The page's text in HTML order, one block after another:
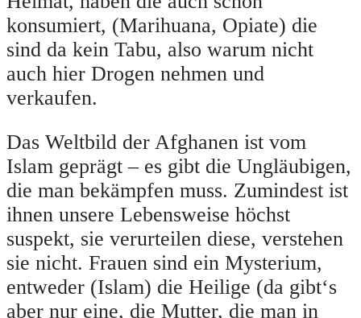
konsumiert, (Marihuana, Opiate) die
sind da kein Tabu, also warum nicht
auch hier Drogen nehmen und
verkaufen.
Das Weltbild der Afghanen ist vom
Islam geprägt – es gibt die Ungläubigen,
die man bekämpfen muss. Zumindest ist
ihnen unsere Lebensweise höchst
suspekt, sie verurteilen diese, verstehen
sie nicht. Frauen sind ein Mysterium,
entweder (Islam) die Heilige (da gibt‘s
aber nur eine, die Mutter, die man in